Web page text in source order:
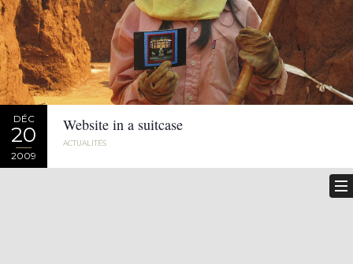
DÉC
20
2009
Website in a suitcase
ACTUALITÉS